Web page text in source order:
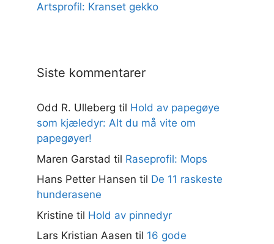
Artsprofil: Kranset gekko
Siste kommentarer
Odd R. Ulleberg til Hold av papegøye
som kjæledyr: Alt du må vite om
papegøyer!
Maren Garstad til Raseprofil: Mops
Hans Petter Hansen til De 11 raskeste
hunderasene
Kristine til Hold av pinnedyr
Lars Kristian Aasen til 16 gode